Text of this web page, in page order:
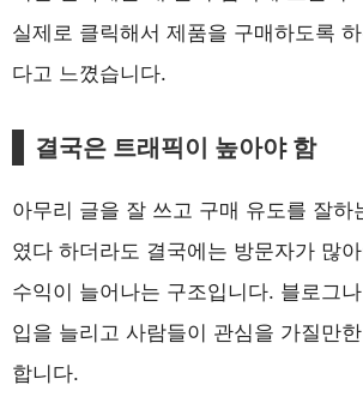
실제로 클릭해서 제품을 구매하도록
다고 느꼈습니다.
결국은 트래픽이 높아야 함
아무리 글을 잘 쓰고 구매 유도를 잘하
였다 하더라도 결국에는 방문자가 많
수익이 늘어나는 구조입니다. 블로그
입을 늘리고 사람들이 관심을 가질만
합니다.